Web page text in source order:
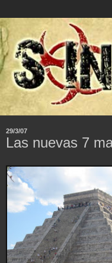
29/3/07
Las nuevas 7